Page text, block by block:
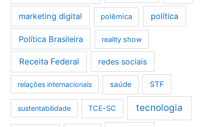
marketing digital polêmica política
Política Brasileira reality show
Receita Federal redes sociais
relações internacionais saúde STF
sustentabilidade TCE-SC tecnologia